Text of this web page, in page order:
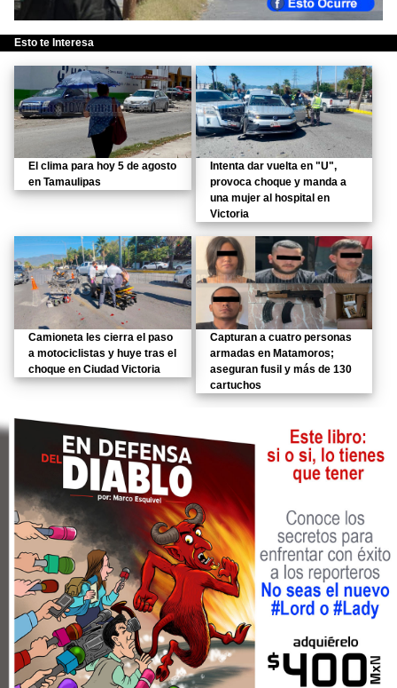
Esto te Interesa
El clima para hoy 5 de agosto
en Tamaulipas
Intenta dar vuelta en "U",
provoca choque y manda a
una mujer al hospital en
Victoria
Camioneta les cierra el paso
a motociclistas y huye tras el
choque en Ciudad Victoria
Capturan a cuatro personas
armadas en Matamoros;
aseguran fusil y más de 130
cartuchos